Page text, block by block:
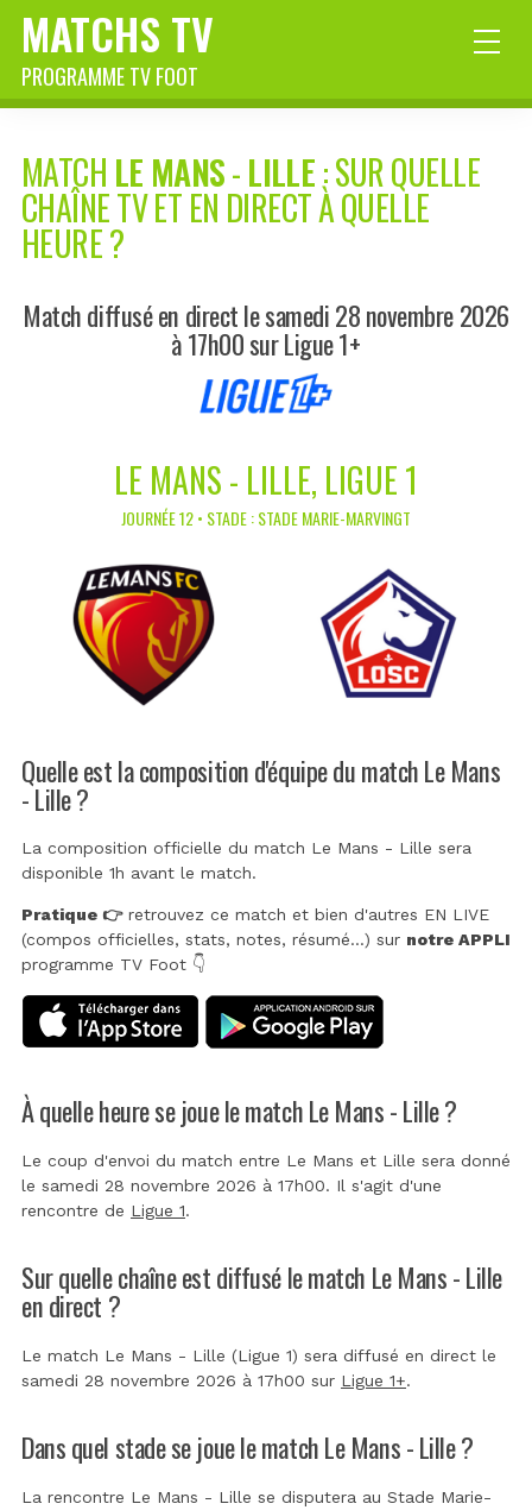
MATCHS TV
PROGRAMME TV FOOT
MATCH LE MANS-LILLE: SUR QUELLE
CHAÎNE TV ET EN DIRECT À QUELLE
HEURE ?
Match diffusé en direct le samedi 28 novembre 2026
à 17h00 sur Ligue 1+
LE MANS - LILLE, LIGUE 1
JOURNÉE 12 • STADE : STADE MARIE-MARVINGT
Quelle est la composition d'équipe du match Le Mans
- Lille ?
La composition officielle du match Le Mans - Lille sera
disponible 1h avant le match.
Pratique 👉retrouvez ce match et bien d'autres EN LIVE
(compos officielles, stats, notes, résumé...) sur notre APPLI
programme TV Foot 👇
À quelle heure se joue le match Le Mans - Lille ?
Le coup d'envoi du match entre Le Mans et Lille sera donné
le samedi 28 novembre 2026 à 17h00. Il s'agit d'une
rencontre de Ligue 1.
Sur quelle chaîne est diffusé le match Le Mans - Lille
en direct ?
Le match Le Mans - Lille (Ligue 1) sera diffusé en direct le
samedi 28 novembre 2026 à 17h00 sur Ligue 1+.
Dans quel stade se joue le match Le Mans - Lille ?
La rencontre Le Mans - Lille se disputera au Stade Marie-